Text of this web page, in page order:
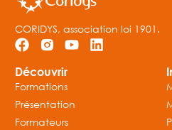
CORIDYS, association loi 1901.
Découvrir
Formations
Présentation
Formateurs